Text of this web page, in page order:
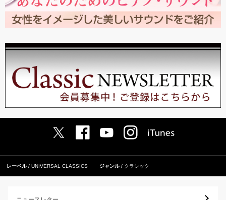
レーベル UNIVERSAL CLASSICS ジャンル クラシック